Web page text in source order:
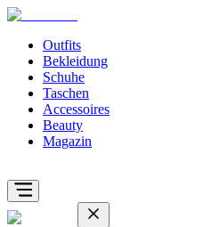
Outfits
Bekleidung
Schuhe
Taschen
Accessoires
Beauty
Magazin